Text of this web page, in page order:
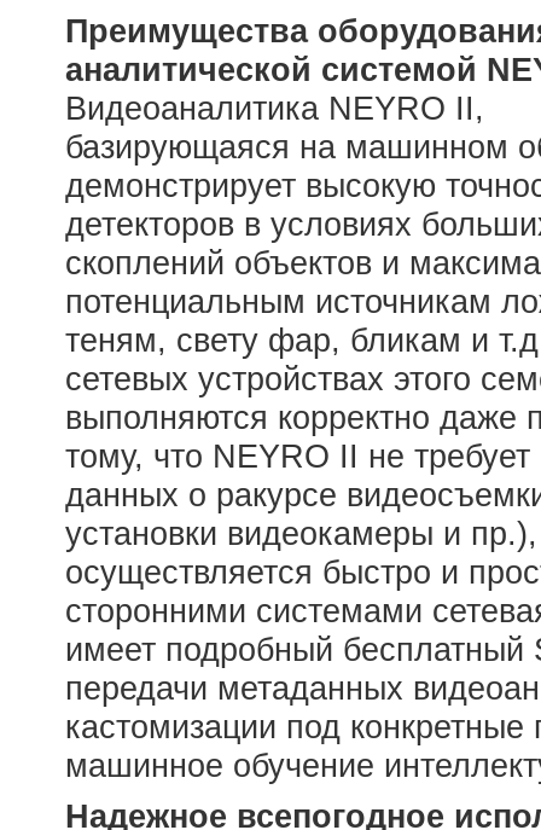
Преимущества
аналитической системой
Видеоаналитика NEYRO II,
базирующаяся на машинном
демонстрирует высокую
детекторов в условиях
скоплений объектов и
потенциальным источникам
теням, свету фар, бликам и
сетевых устройствах этого
выполняются корректно
тому, что NEYRO II не
данных о ракурсе
установки видеокамеры и
осуществляется быстро и
сторонними системами
имеет подробный бесплатный
передачи метаданных
кастомизации под
машинное обучение
Надежное всепогодное